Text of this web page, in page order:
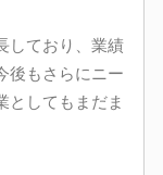
しており、業績
後もさらにニー
としてもまだま